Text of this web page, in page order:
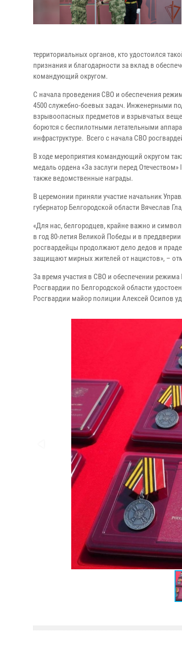
территориальных органов, кто удостоился
признания и благодарности за вклад в
командующий округом.
С начала проведения СВО и обеспечения
4500 служебно-боевых задач. Инженерными
взрывоопасных предметов и взрывчатых
борются с беспилотными летательными
инфраструктуре. Всего с начала СВО
В ходе мероприятия командующий округом
медаль ордена «За заслуги перед
также ведомственные награды.
В церемонии приняли участие начальник
губернатор Белгородской области Вячеслав
«Для нас, белгородцев, крайне важно и
в год 80-летия Великой Победы и в
росгвардейцы продолжают дело дедов и
защищают мирных жителей от нацистов», –
За время участия в СВО и обеспечении
Росгвардии по Белгородской области
Росгвардии майор полиции Алексей Осипов